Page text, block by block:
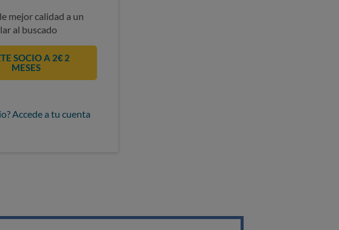
mejor calidad a un
al buscado
SOCIO A 2€ 2
MESES
Accede a tu cuenta